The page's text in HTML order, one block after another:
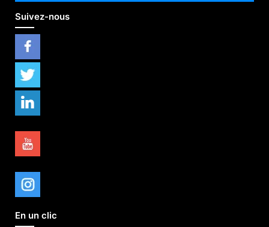
Suivez-nous
En un clic